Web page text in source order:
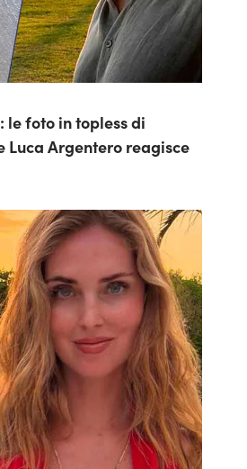
le foto in topless di
Luca Argentero reagisce